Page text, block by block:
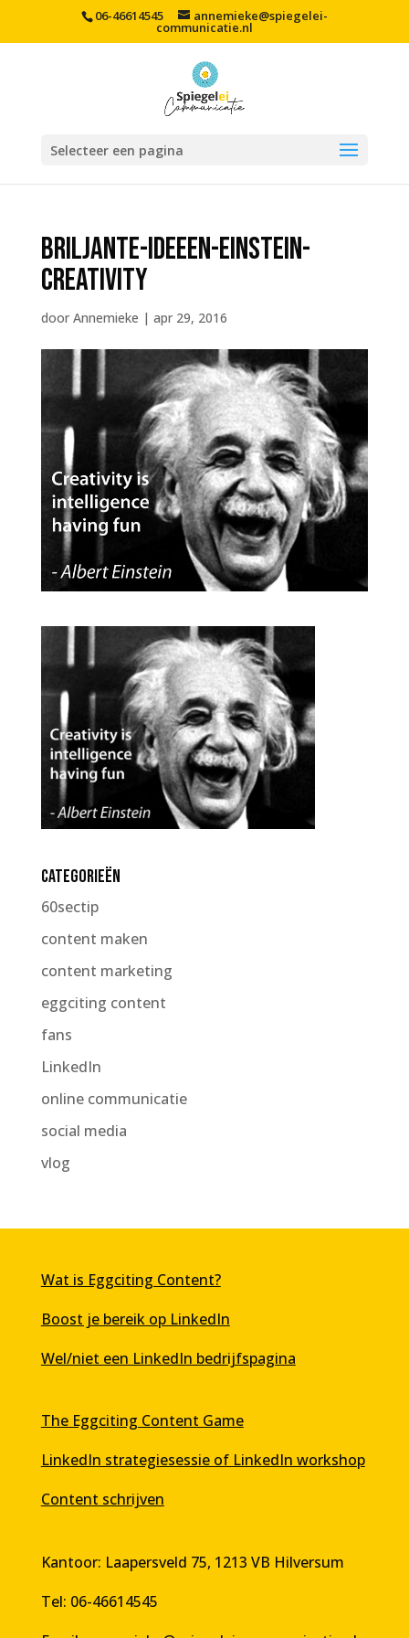
06-46614545 annemieke@spiegelei-
communicatie.nl
Selecteer een pagina
Briljante-ideeen-Einstein-
creativity
door Annemieke | apr 29, 2016
Categorieën
60sectip
content maken
content marketing
eggciting content
fans
LinkedIn
online communicatie
social media
vlog
Wat is Eggciting Content?
Boost je bereik op LinkedIn
Wel/niet een LinkedIn bedrijfspagina
The Eggciting Content Game
LinkedIn strategiesessie of LinkedIn workshop
Content schrijven
Kantoor: Laapersveld 75, 1213 VB Hilversum
Tel: 06-46614545